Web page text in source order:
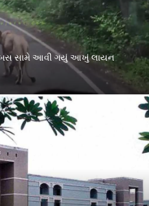
બસ સામે આવી ગયું આખું લાયન